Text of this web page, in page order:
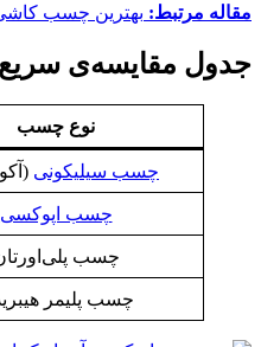
مقاله مرتبط: بهترین چسب کاشی
جدول مقایسه‌ی
نوع چسب
چسب سیلیکونی
چسب اپوکسی
چسب
چسب پلیمر